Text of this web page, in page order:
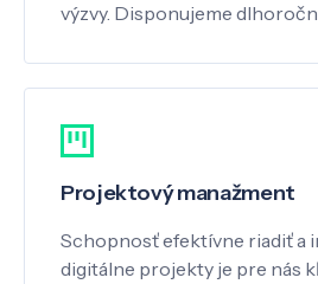
výzvy. Disponujeme
Projektový manažment
Schopnosť efektívne riadiť a
digitálne projekty je pre nás